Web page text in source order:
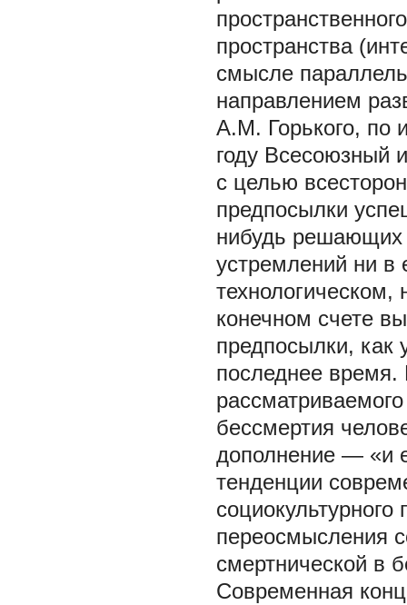
пространства
смысле
направлением
А.М. Горького, по
году Всесоюзный
с целью
предпосылки
нибудь решающих
устремлений ни в
конечном счете
предпосылки, как
последнее
бессмертия
дополнение — «и
тенденции
переосмысления
смертнической в
Современная